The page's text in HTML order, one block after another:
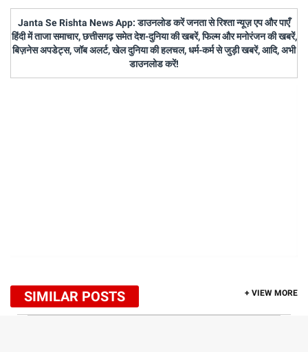
Janta Se Rishta News App: डाउनलोड करें जनता से रिश्ता न्यूज़ एप और पाएँ
हिंदी में ताजा समाचार, छत्तीसगढ़ समेत देश-दुनिया की खबरें, फिल्म और मनोरंजन की खबरें,
बिज़नेस अपडेट्स, जॉब अलर्ट, खेल दुनिया की हलचल, धर्म-कर्म से जुड़ी खबरें, आदि, अभी
डाउनलोड करें!
SIMILAR POSTS + VIEW MORE